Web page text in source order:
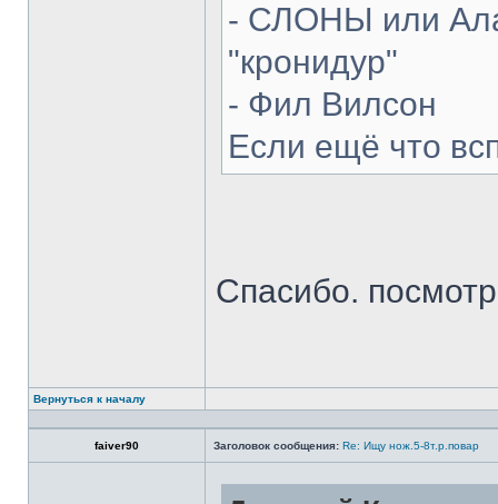
- СЛОНЫ или
"кронидур"
- Фил Вилсон
Если ещё что
Спасибо.
Вернуться к началу
faiver90 Заголовок сообщения: Re: Ищу нож.5-8т.р.повар